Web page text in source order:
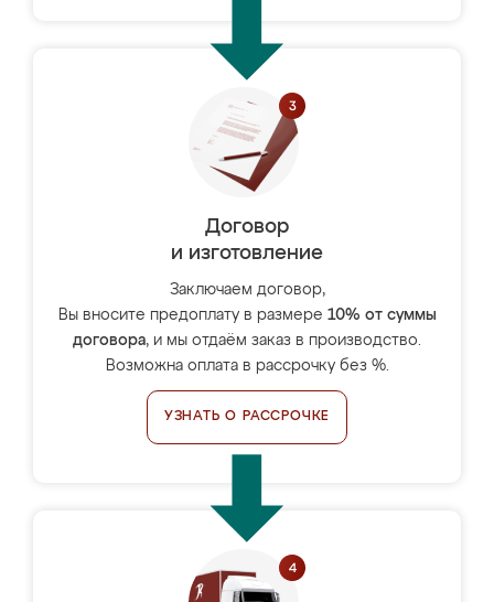
Договор
и изготовление
Заключаем договор,
Вы вносите предоплату в размере 10% от суммы
договора, и мы отдаём заказ в производство.
Возможна оплата в рассрочку без %.
УЗНАТЬ О РАССРОЧКЕ